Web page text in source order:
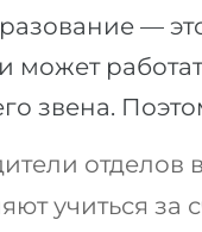
—
может
звена.
отделов
учиться